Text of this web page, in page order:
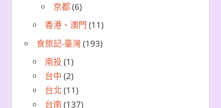
京都(6)
香港、澳門 (11)
食旅記-臺灣 (193)
南投 (1)
台中 (2)
台北 (11)
台南 (137)